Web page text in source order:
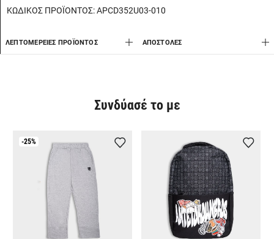
ΚΩΔΙΚΟΣ ΠΡΟΪΟΝΤΟΣ:APCD352U03-010
ΛΕΠΤΟΜΈΡΕΙΕΣ ΠΡΟΪΌΝΤΟΣ AΠΟΣΤΟΛΈΣ
Συνδύασέ το με
-25%